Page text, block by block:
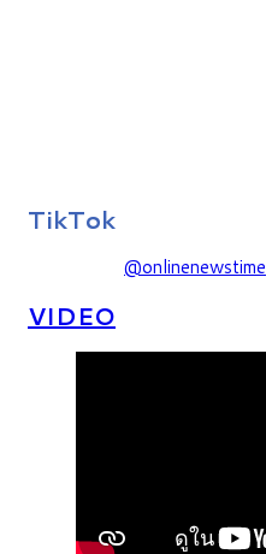
TikTok
@onlinenewstime
VIDEO